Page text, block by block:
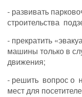
- развивать
строительства
- прекратить
машины только в
движения;
- решить вопрос о
мест для